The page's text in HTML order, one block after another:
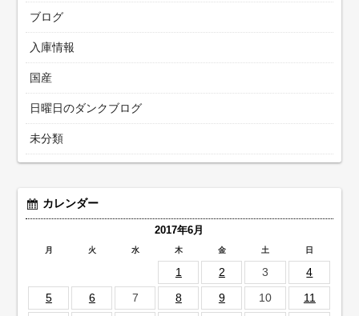
ブログ
入庫情報
国産
日曜日のダンクブログ
未分類
カレンダー
2017年6月
月 火 水 木 金 土 日
1 2 3
4
5
6 7 8 9 10
11